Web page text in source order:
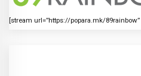
[stream url=”https://popara.mk/89rainbow”